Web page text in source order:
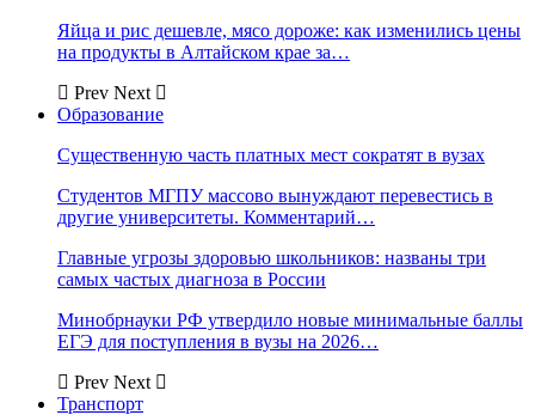
Яйца и рис дешевле, мясо дороже: как изменились цены
на продукты в Алтайском крае за…
Prev Next
Образование
Существенную часть платных мест сократят в вузах
Студентов МГПУ массово вынуждают перевестись в
другие университеты. Комментарий…
Главные угрозы здоровью школьников: названы три
самых частых диагноза в России
Минобрнауки РФ утвердило новые минимальные баллы
ЕГЭ для поступления в вузы на 2026…
Prev Next
Транспорт